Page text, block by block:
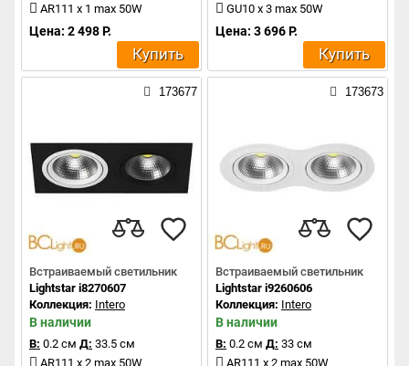
AR111 x 1 max 50W
Цена: 2 498 Р.
Купить
GU10 x 3 max 50W
Цена: 3 696 Р.
Купить
173677
Встраиваемый светильник
Lightstar i8270607
Коллекция: Intero
В наличии
В: 0.2 см Д: 33.5 см
AR111 x 2 max 50W
173673
Встраиваемый светильник
Lightstar i9260606
Коллекция: Intero
В наличии
В: 0.2 см Д: 33 см
AR111 x 2 max 50W